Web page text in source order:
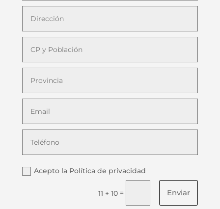
Acepto la Política de privacidad
11 + 10 = Enviar